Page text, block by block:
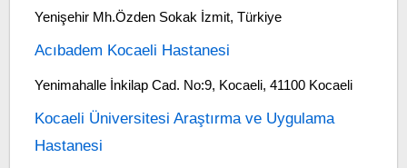
Yenişehir Mh.Özden Sokak İzmit, Türkiye
Acıbadem Kocaeli Hastanesi
Yenimahalle İnkilap Cad. No:9, Kocaeli, 41100 Kocaeli
Kocaeli Üniversitesi Araştırma ve Uygulama
Hastanesi